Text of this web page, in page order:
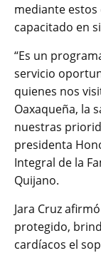
mediante
capacitado en
“Es un
servicio
quienes nos
Oaxaqueña, la
nuestras
presidenta
Integral de la
Quijano.
Jara Cruz
protegido,
cardíacos el